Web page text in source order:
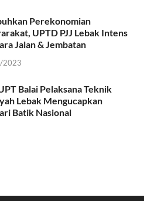
Perekonomian
UPTD PJJ Lebak Intens
Jalan & Jembatan
2023
Balai Pelaksana Teknik
Lebak Mengucapkan
Batik Nasional